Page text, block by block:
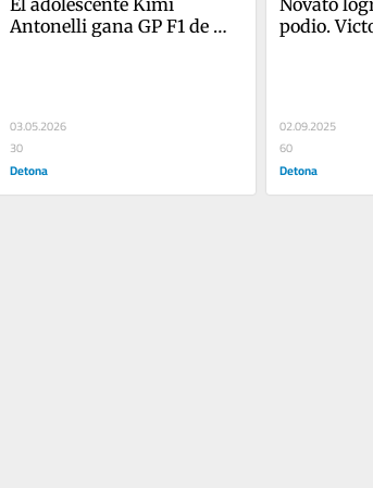
Antonelli gana GP F1 de
03.05.2026
30
Detona
podio.
02.09.2025
60
Detona